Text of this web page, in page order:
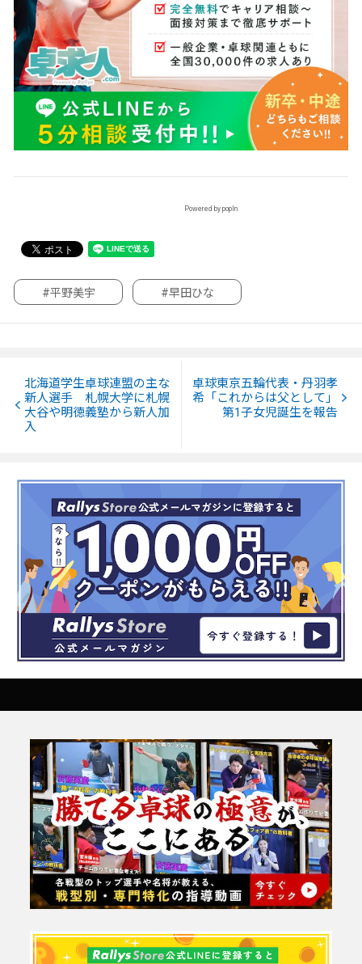
Powered by popIn
#平野美宇 #早田ひな
北海道学生卓球連盟の主な
新人選手 札幌大学に札幌
大谷や明徳義塾から新人加
入
卓球東京五輪代表・丹羽孝
希「これからは父として」
第1子女児誕生を報告